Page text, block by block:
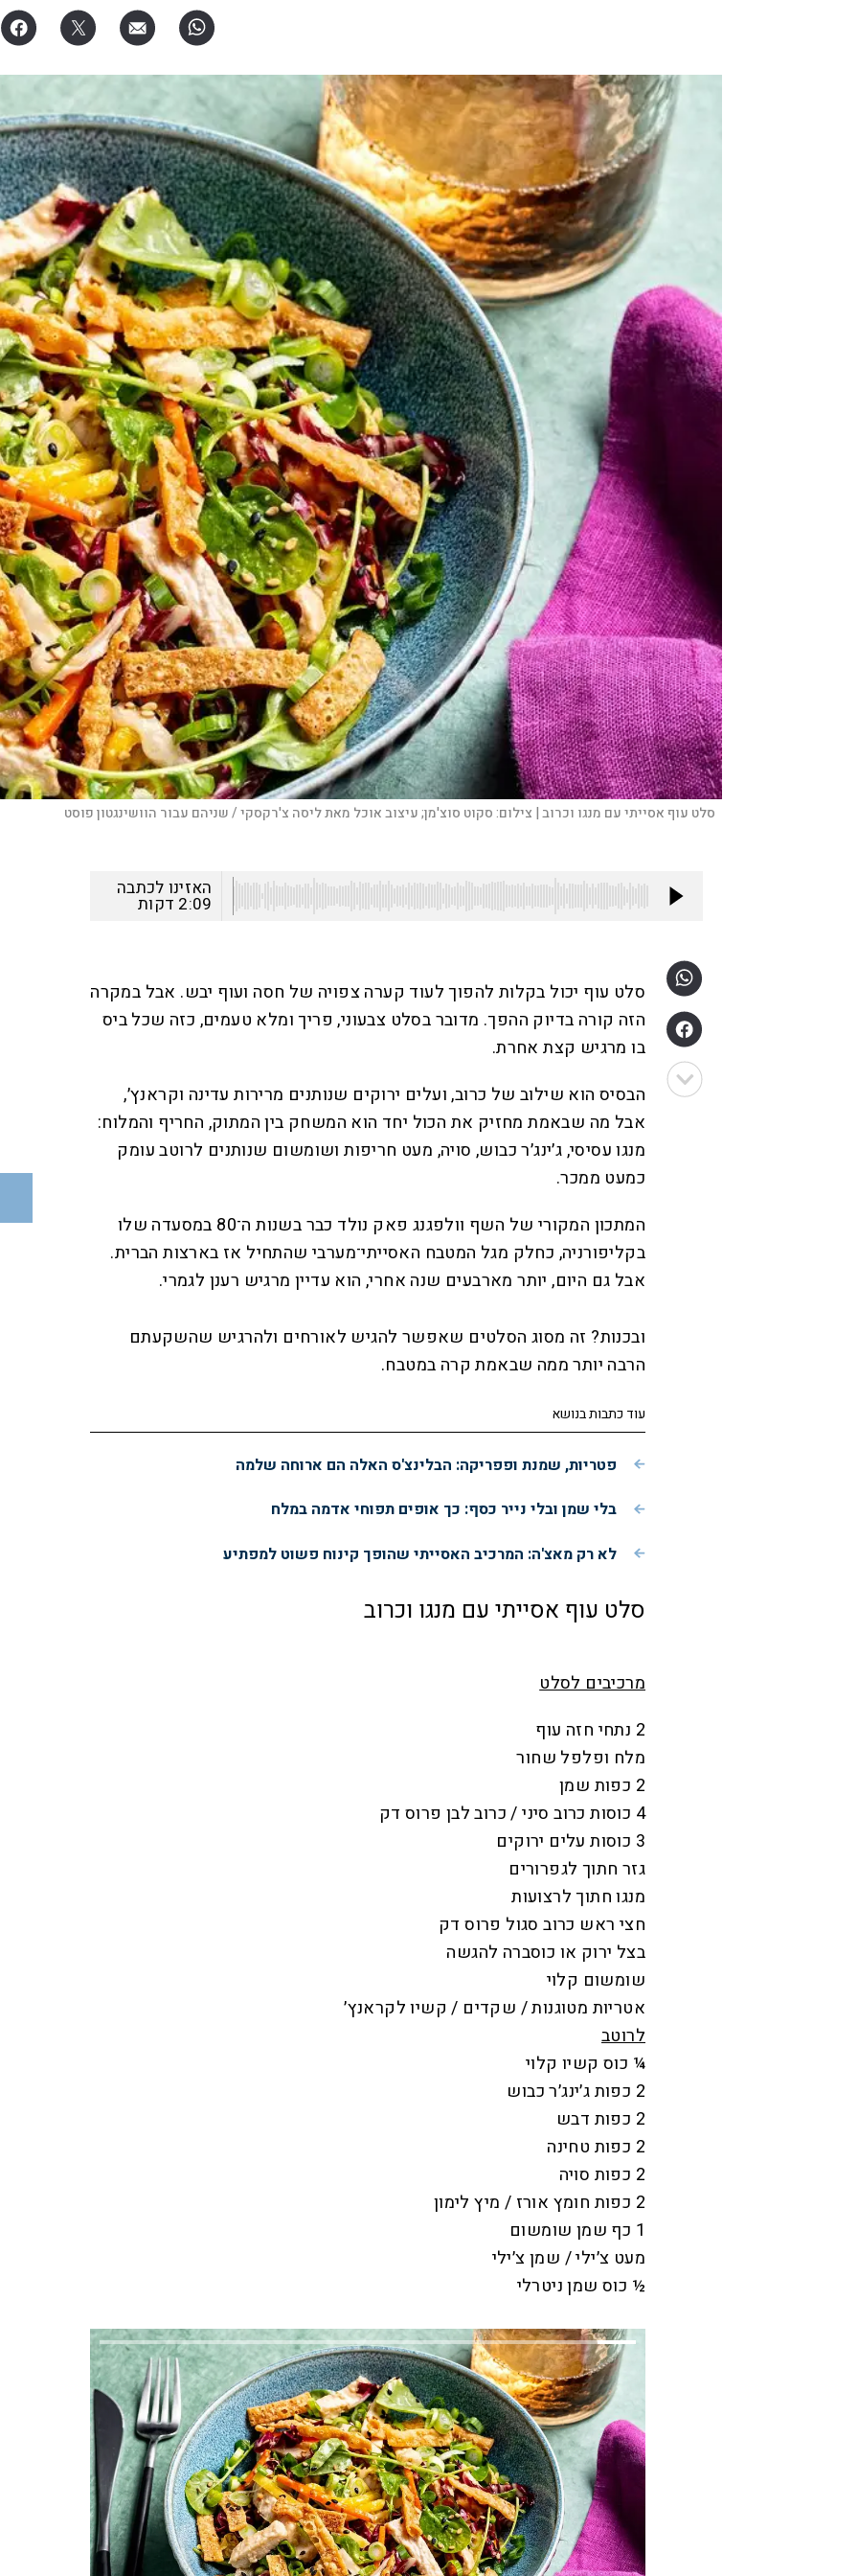
סלט עוף אסייתי עם מנגו וכרוב | צילום:סקוט סוצ'מן; עיצוב אוכל מאת ליסה צ'רקסקי / שניהם עבור הוושינגטון פוסט
האזינו לכתבה
2:09 דקות
סלט עוף יכול בקלות להפוך לעוד קערה צפויה של חסה ועוף יבש. אבל במקרה
הזה קורה בדיוק ההפך. מדובר בסלט צבעוני, פריך ומלא טעמים, כזה שכל ביס
בו מרגיש קצת אחרת.
הבסיס הוא שילוב של כרוב, ועלים ירוקים שנותנים מרירות עדינה וקראנץ׳,
אבל מה שבאמת מחזיק את הכול יחד הוא המשחק בין המתוק, החריף והמלוח:
מנגו עסיסי, ג׳ינג׳ר כבוש, סויה, מעט חריפות ושומשום שנותנים לרוטב עומק
כמעט ממכר.
המתכון המקורי של השף וולפגנג פאק נולד כבר בשנות ה־80 במסעדה שלו
בקליפורניה, כחלק מגל המטבח האסייתי־מערבי שהתחיל אז בארצות הברית.
אבל גם היום, יותר מארבעים שנה אחרי, הוא עדיין מרגיש רענן לגמרי.
ובכנות? זה מסוג הסלטים שאפשר להגיש לאורחים ולהרגיש שהשקעתם
הרבה יותר ממה שבאמת קרה במטבח.
עוד כתבות בנושא
פטריות, שמנת ופפריקה: הבלינצ'ס האלה הם ארוחה שלמה
בלי שמן ובלי נייר כסף: כך אופים תפוחי אדמה במלח
לא רק מאצ'ה: המרכיב האסייתי שהופך קינוח פשוט למפתיע
סלט עוף אסייתי עם מנגו וכרוב
מרכיבים לסלט
2 נתחי חזה עוף
מלח ופלפל שחור
2 כפות שמן
4 כוסות כרוב סיני / כרוב לבן פרוס דק
3 כוסות עלים ירוקים
גזר חתוך לגפרורים
מנגו חתוך לרצועות
חצי ראש כרוב סגול פרוס דק
בצל ירוק או כוסברה להגשה
שומשום קלוי
אטריות מטוגנות / שקדים / קשיו לקראנץ׳
לרוטב
¼ כוס קשיו קלוי
2 כפות ג׳ינג׳ר כבוש
2 כפות דבש
2 כפות טחינה
2 כפות סויה
2 כפות חומץ אורז / מיץ לימון
1 כף שמן שומשום
מעט צ׳ילי / שמן צ׳ילי
½ כוס שמן ניטרלי